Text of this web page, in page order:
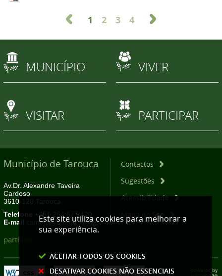
1 2 3 4
MUNICÍPIO VIVER
VISITAR PARTICIPAR
Município de Tarouca
Av.Dr. Alexandre Taveira
Cardoso
3610-128 Tarouca
Telefone +351 254 677 420
E-mail
camara@cm-tarouca.pt
Contactos
Sugestões
Acessibilidade
Mapa do Site
partilhar
Este site utiliza cookies para melhorar a
sua experiência.
ACEITAR TODOS OS COOKIES
DESATIVAR COOKIES NÃO ESSENCIAIS